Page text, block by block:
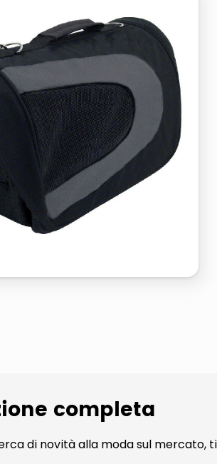
ombrelloni
lucidatrice pavimenti
italia independent occhiali sole
pattumiera raccolta differenziata
crema funghi porcini tartufo
completa
di novità alla moda sul mercato,